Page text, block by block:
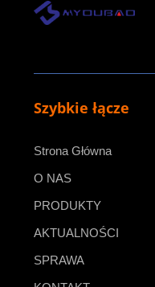
Szybkie łącze
Strona Główna
O NAS
PRODUKTY
AKTUALNOŚCI
SPRAWA